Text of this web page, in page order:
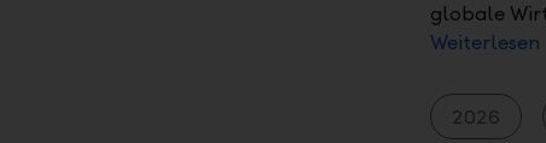
globale
Weiterlesen
2026